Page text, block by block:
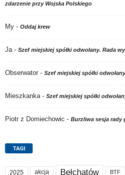
zdarzenie przy Wojska Polskiego
My - Oddaj krew
Ja- Szef miejskiej spółki odwołany. Rada
Obserwator - Szef miejskiej spółki
Mieszkanka- Szef miejskiej spółki
Piotr z Domiechowic - Burzliwa sesja rady
TAGI
2025 akcja Bełchatów BTF